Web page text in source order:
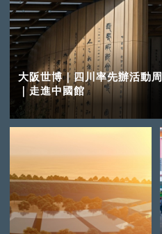
大阪世博｜四川率先辦活動
｜走進中國館